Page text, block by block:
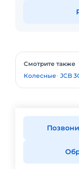
Смотрите также
Колесные JCB